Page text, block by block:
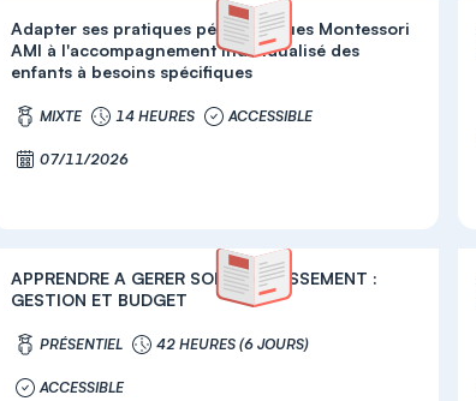
Adapter ses pratiques pédagogiques Montessori
AMI à l'accompagnement individualisé des
enfants à besoins spécifiques
MIXTE 14 HEURES ACCESSIBLE
07/11/2026
APPRENDRE A GERER SON ETABLISSEMENT :
GESTION ET BUDGET
PRÉSENTIEL 42 HEURES (6 JOURS)
ACCESSIBLE